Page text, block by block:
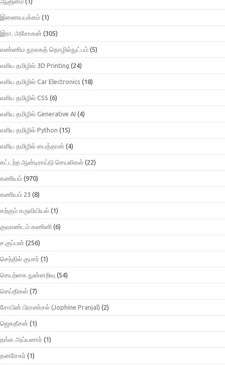
இணையபக்கம் (1)
இரா. அசோகன் (305)
எண்ணிம நூலகத் தொழில்நுட்பம் (5)
எளிய தமிழில் 3D Printing (24)
எளிய தமிழில் Car Electronics (18)
எளிய தமிழில் CSS (6)
எளிய தமிழில் Generative AI (4)
எளிய தமிழில் Python (15)
எளிய தமிழில் பைத்தான் (4)
கட்டற்ற ஆன்டிராய்டு செயலிகள் (22)
கணியம் (970)
கணியம் 23 (8)
கற்கும் கருவியியல் (1)
குவாண்டம் கணினி (6)
ச.குப்பன் (256)
செந்தில் குமார் (1)
செயற்கை நுன்னறிவு (54)
செய்திகள் (7)
சோபின் பிராண்சல் (Jophine Pranjal) (2)
ஜெகதீசன் (1)
தங்க அய்யனார் (1)
தனசேகர் (1)